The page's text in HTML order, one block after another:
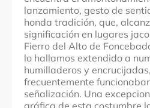
lanzamiento, gesto de
honda tradición, que,
significación en lugares
Fierro del Alto de
lo hallamos extendido a
humilladeros y
frecuentemente
señalización. Una
gráfica de esta costumbre